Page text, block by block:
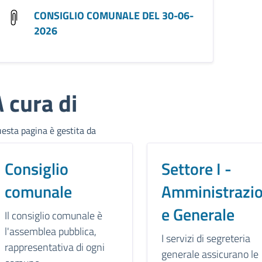
CONSIGLIO COMUNALE DEL 30-06-
2026
cura di
pagina è gestita da
Consiglio
comunale
Il consiglio comunale è
l'assemblea pubblica,
rappresentativa di ogni
Settore I -
e Generale
I servizi di segreteria
generale assicurano le